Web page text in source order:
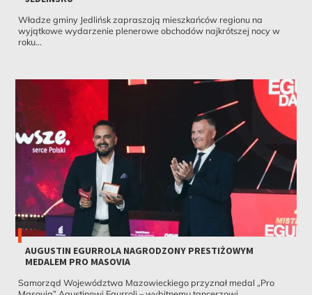
Władze gminy Jedlińsk zapraszają mieszkańców regionu na
wyjątkowe wydarzenie plenerowe obchodów najkrótszej nocy w
roku...
AUGUSTIN EGURROLA NAGRODZONY PRESTIŻOWYM
MEDALEM PRO MASOVIA
Samorząd Województwa Mazowieckiego przyznał medal „Pro